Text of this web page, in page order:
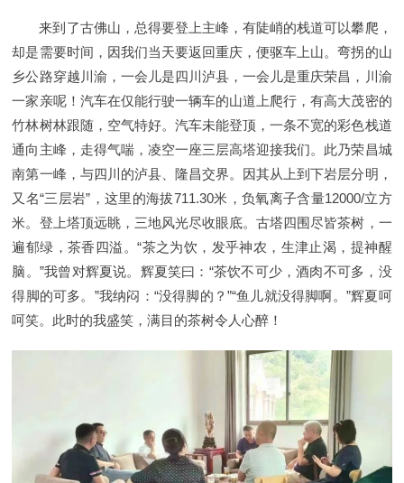
来到了古佛山，总得要登上主峰，有陡峭的栈道可以攀爬，
却是需要时间，因我们当天要返回重庆，便驱车上山。弯拐的山
乡公路穿越川渝，一会儿是四川泸县，一会儿是重庆荣昌，川渝
一家亲呢！汽车在仅能行驶一辆车的山道上爬行，有高大茂密的
竹林树林跟随，空气特好。汽车未能登顶，一条不宽的彩色栈道
通向主峰，走得气喘，凌空一座三层高塔迎接我们。此乃荣昌城
南第一峰，与四川的泸县、隆昌交界。因其从上到下岩层分明，
又名“三层岩”，这里的海拔711.30米，负氧离子含量12000/立方
米。登上塔顶远眺，三地风光尽收眼底。古塔四围尽皆茶树，一
遍郁绿，茶香四溢。“茶之为饮，发乎神农，生津止渴，提神醒
脑。”我曾对辉夏说。辉夏笑曰：“茶饮不可少，酒肉不可多，没
得脚的可多。”我纳闷：“没得脚的？”“鱼儿就没得脚啊。”辉夏呵
呵笑。此时的我盛笑，满目的茶树令人心醉！